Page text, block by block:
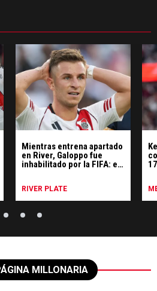
Mientras entrena apartado
en River, Galoppo fue
inhabilitado por la FIFA: el
RIVER PLATE
MILLONARIA